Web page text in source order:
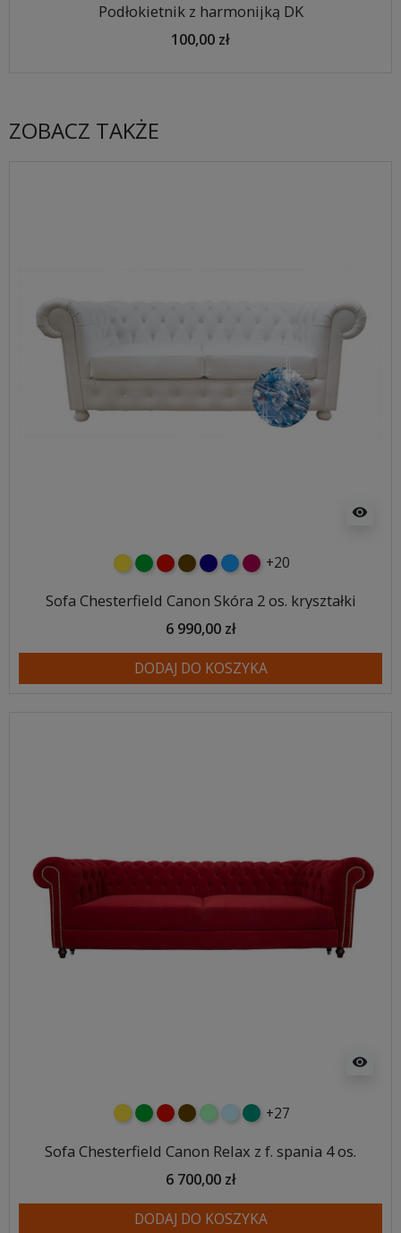
Podłokietnik z harmonijką DK
100,00 zł
ZOBACZ TAKŻE
visibility
żółtyzielonyczerwony
czekoladowy
granatowy
niebieski
malinowy
+20
Sofa Chesterfield Canon Skóra 2 os. kryształki
6 990,00 zł
DODAJ DO KOSZYKA
visibility
żółtyzielonyczerwony
czekoladowy
miętowybłękitny
turkusowy
+27
Sofa Chesterfield Canon Relax z f. spania 4 os.
6 700,00 zł
DODAJ DO KOSZYKA